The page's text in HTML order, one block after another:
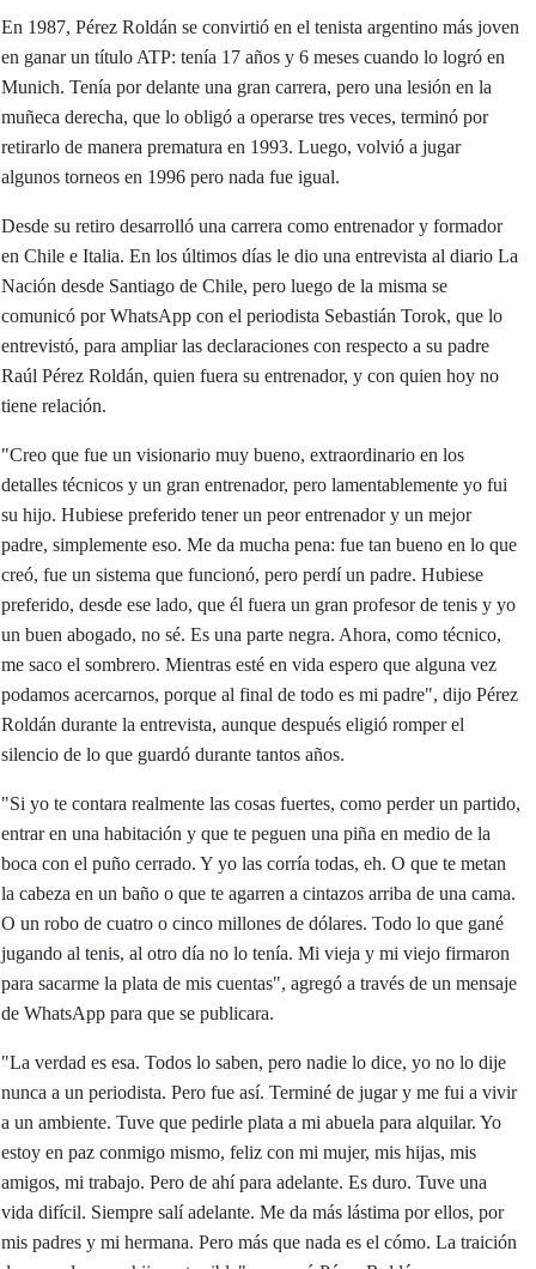
En 1987, Pérez Roldán se convirtió en el tenista argentino más joven
en ganar un título ATP: tenía 17 años y 6 meses cuando lo logró en
Munich. Tenía por delante una gran carrera, pero una lesión en la
muñeca derecha, que lo obligó a operarse tres veces, terminó por
retirarlo de manera prematura en 1993. Luego, volvió a jugar
algunos torneos en 1996 pero nada fue igual.
Desde su retiro desarrolló una carrera como entrenador y formador
en Chile e Italia. En los últimos días le dio una entrevista al diario La
Nación desde Santiago de Chile, pero luego de la misma se
comunicó por WhatsApp con el periodista Sebastián Torok, que lo
entrevistó, para ampliar las declaraciones con respecto a su padre
Raúl Pérez Roldán, quien fuera su entrenador, y con quien hoy no
tiene relación.
"Creo que fue un visionario muy bueno, extraordinario en los
detalles técnicos y un gran entrenador, pero lamentablemente yo fui
su hijo. Hubiese preferido tener un peor entrenador y un mejor
padre, simplemente eso. Me da mucha pena: fue tan bueno en lo que
creó, fue un sistema que funcionó, pero perdí un padre. Hubiese
preferido, desde ese lado, que él fuera un gran profesor de tenis y yo
un buen abogado, no sé. Es una parte negra. Ahora, como técnico,
me saco el sombrero. Mientras esté en vida espero que alguna vez
podamos acercarnos, porque al final de todo es mi padre", dijo Pérez
Roldán durante la entrevista, aunque después eligió romper el
silencio de lo que guardó durante tantos años.
"Si yo te contara realmente las cosas fuertes, como perder un partido,
entrar en una habitación y que te peguen una piña en medio de la
boca con el puño cerrado. Y yo las corría todas, eh. O que te metan
la cabeza en un baño o que te agarren a cintazos arriba de una cama.
O un robo de cuatro o cinco millones de dólares. Todo lo que gané
jugando al tenis, al otro día no lo tenía. Mi vieja y mi viejo firmaron
para sacarme la plata de mis cuentas", agregó a través de un mensaje
de WhatsApp para que se publicara.
"La verdad es esa. Todos lo saben, pero nadie lo dice, yo no lo dije
nunca a un periodista. Pero fue así. Terminé de jugar y me fui a vivir
a un ambiente. Tuve que pedirle plata a mi abuela para alquilar. Yo
estoy en paz conmigo mismo, feliz con mi mujer, mis hijas, mis
amigos, mi trabajo. Pero de ahí para adelante. Es duro. Tuve una
vida difícil. Siempre salí adelante. Me da más lástima por ellos, por
mis padres y mi hermana. Pero más que nada es el cómo. La traición